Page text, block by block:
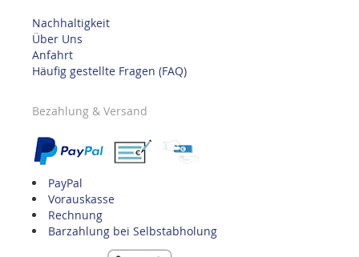
Nachhaltigkeit
Über Uns
Anfahrt
Häufig gestellte Fragen (FAQ)
Bezahlung & Versand
PayPal
Vorauskasse
Rechnung
Barzahlung bei Selbstabholung